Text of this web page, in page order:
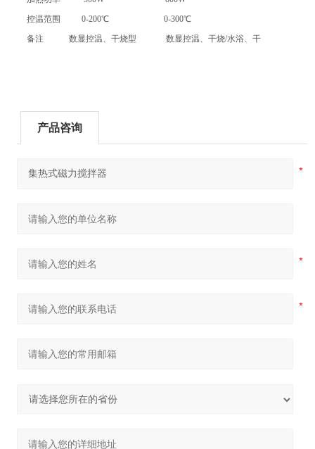
控温范围 0-200℃ 0-300℃
备注 数显控温、干烧型 数显控温、干烧/水浴、干
产品咨询